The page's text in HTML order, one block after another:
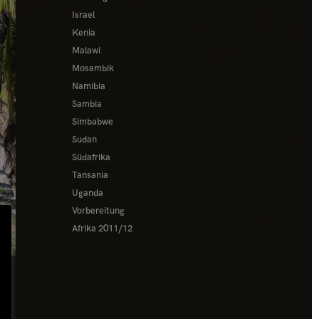
Israel
Kenia
Malawi
Mosambik
Namibia
Sambia
Simbabwe
Sudan
Südafrika
Tansania
Uganda
Vorbereitung
Afrika 2011/12